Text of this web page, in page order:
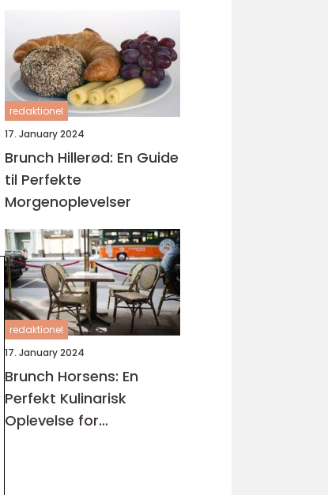
redaktionel
17. January 2024
Brunch Hillerød: En Guide
til Perfekte
Morgenoplevelser
redaktionel
17. January 2024
Brunch Horsens: En
Perfekt Kulinarisk
Oplevelse for